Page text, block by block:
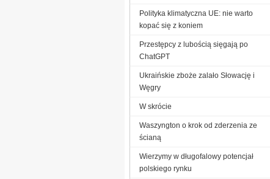
Polityka klimatyczna UE: nie warto
kopać się z koniem
Przestępcy z lubością sięgają po
ChatGPT
Ukraińskie zboże zalało Słowację i
Węgry
W skrócie
Waszyngton o krok od zderzenia ze
ścianą
Wierzymy w długofalowy potencjał
polskiego rynku